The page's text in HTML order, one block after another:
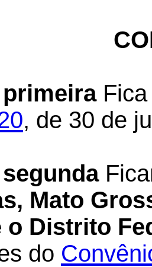
Fica
, de 30 de
Mato
o Distrito
do